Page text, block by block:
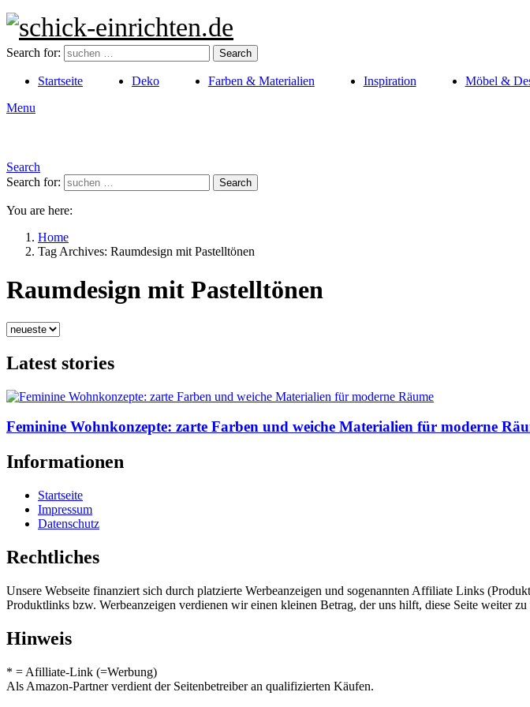
Search for: Search
Startseite Deko Farben & Materialien Inspiration Möbel &
Menu
Search
Search for:
Search
You are here:
Home
Tag Archives: Raumdesign mit Pastelltönen
Raumdesign mit Pastelltönen
Latest stories
Feminine Wohnkonzepte: zarte Farben und weiche Materialien für moderne
Informationen
Startseite
Impressum
Datenschutz
Rechtliches
Unsere Webseite finanziert sich durch platzierte Werbeanzeigen und sogenannten Affiliate Links
Produktlinks bzw. Werbeanzeigen verdienen wir einen kleinen Betrag, der uns hilft, diese Seite weiter zu
Hinweis
* = Afilliate-Link (=Werbung)
Als Amazon-Partner verdient der Seitenbetreiber an qualifizierten Käufen.